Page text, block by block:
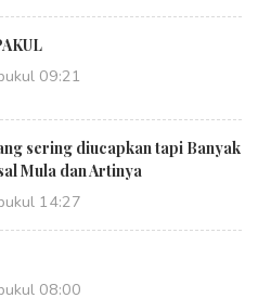
09:21
sering diucapkan tapi Banyak
Mula dan Artinya
14:27
08:00